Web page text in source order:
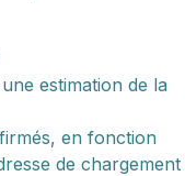
estimation de la
en fonction
de chargement